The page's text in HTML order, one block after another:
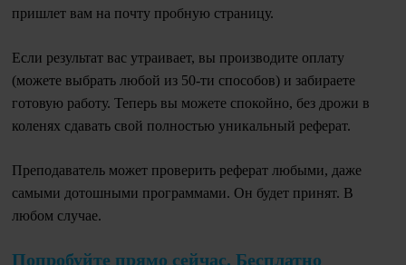
пришлет вам на почту пробную страницу.
Если результат вас утраивает, вы производите оплату
(можете выбрать любой из 50-ти способов) и забираете
готовую работу. Теперь вы можете спокойно, без дрожи в
коленях сдавать свой полностью уникальный реферат.
Преподаватель может проверить реферат любыми, даже
самыми дотошными программами. Он будет принят. В
любом случае.
Попробуйте прямо сейчас. Бесплатно